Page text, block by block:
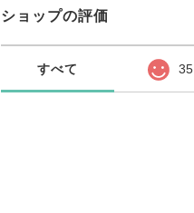
ショップの評価
すべて 35